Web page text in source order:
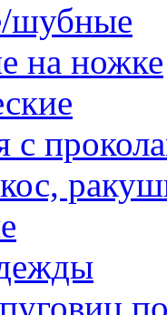
шубные
на ножке
с